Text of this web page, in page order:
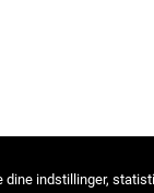
dine indstillinger,